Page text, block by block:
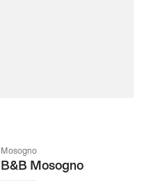
Mosogno
B&B Mosogno